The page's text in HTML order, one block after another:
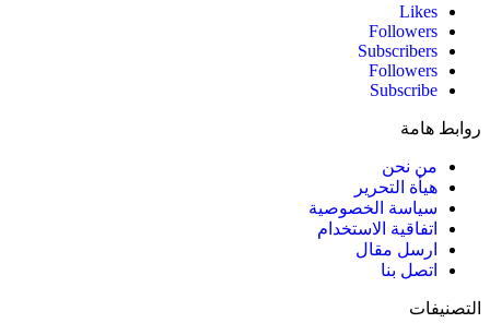
Likes
Followers
Subscribers
Followers
Subscribe
روابط هامة
من نحن
هيأة التحرير
سياسة الخصوصية
اتفاقية الاستخدام
ارسل مقال
اتصل بنا
التصنيفات